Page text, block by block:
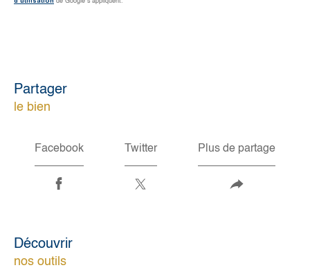
partager
le bien
Facebook Twitter Plus de partage
découvrir
nos outils